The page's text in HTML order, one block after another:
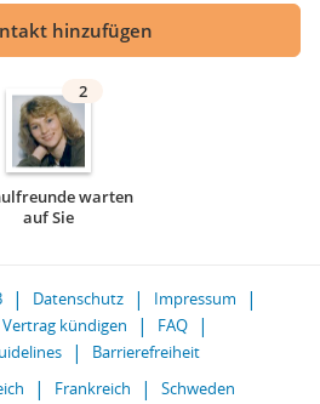
hinzufügen
2
warten
auf Sie
Datenschutz
Impressum
Vertrag kündigen
FAQ
Barrierefreiheit
Frankreich Schweden